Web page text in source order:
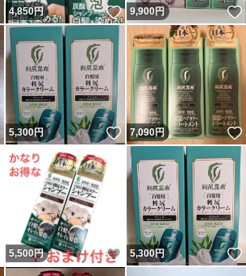
いいね！
4,850円 いいね！
9,900円
いいね！
5,300円 いいね！
7,090円
いいね！
5,500円 いいね！
5,300円